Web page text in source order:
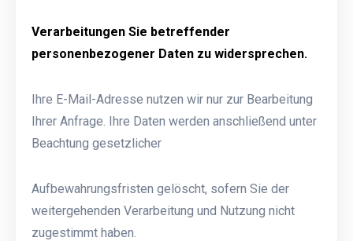
Verarbeitungen Sie betreffender
personenbezogener Daten zu widersprechen.
Ihre E-Mail-Adresse nutzen wir nur zur Bearbeitung
Ihrer Anfrage. Ihre Daten werden anschließend unter
Beachtung gesetzlicher
Aufbewahrungsfristen gelöscht, sofern Sie der
weitergehenden Verarbeitung und Nutzung nicht
zugestimmt haben.